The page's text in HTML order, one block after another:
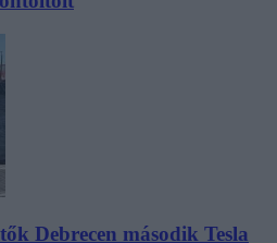
Debrecen második Tesla